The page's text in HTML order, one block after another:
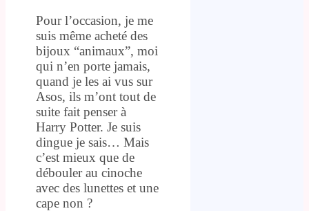
Pour l’occasion, je me
suis même acheté des
bijoux “animaux”, moi
qui n’en porte jamais,
quand je les ai vus sur
Asos, ils m’ont tout de
suite fait penser à
Harry Potter. Je suis
dingue je sais… Mais
c’est mieux que de
débouler au cinoche
avec des lunettes et une
cape non ?